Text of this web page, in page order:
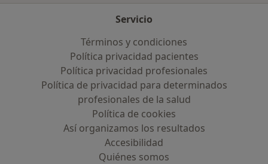
Servicio
Términos y condiciones
Política privacidad pacientes
Política privacidad profesionales
Política de privacidad para determinados
profesionales de la salud
Política de cookies
Así organizamos los resultados
Accesibilidad
Quiénes somos